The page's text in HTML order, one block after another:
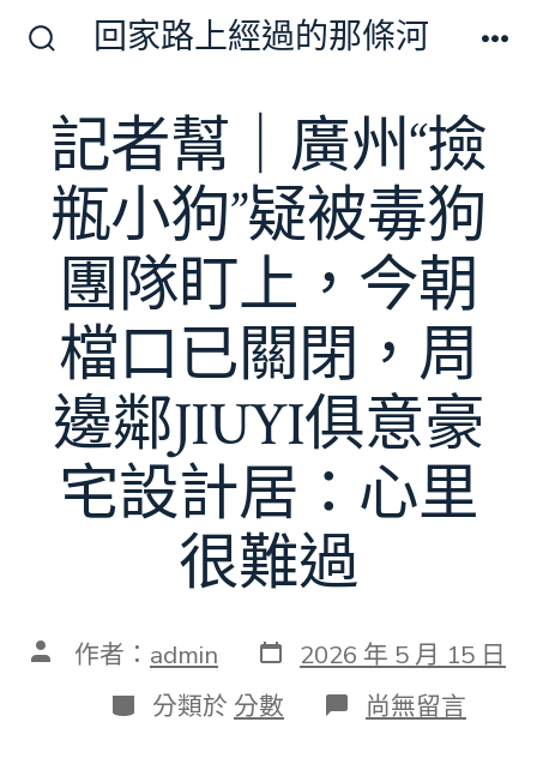
切
換
開
關
回家路上經過的那條河
記者幫｜廣州“撿
瓶小狗”疑被毒狗
團隊盯上，今朝
檔口已關閉，周
邊鄰JIUYI俱意豪
宅設計居：心里
很難過
文 作者： admin 發
表
日
期
2026 年 5 月 15 日
分
類
分類於 分數 在
〈記
尚無留言